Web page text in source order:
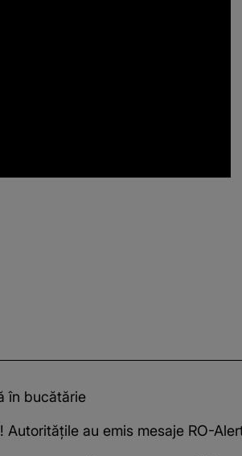
în bucătărie
Autoritățile au emis mesaje RO-